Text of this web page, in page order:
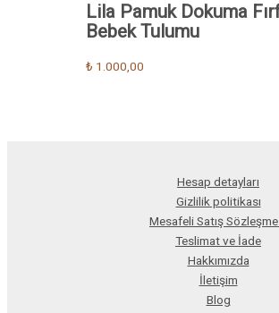
Lila Pamuk Dokuma
Bebek Tulumu
₺ 1.000,00
Hesap detayları
Gizlilik politikası
Mesafeli Satış
Teslimat ve İade
Hakkımızda
İletişim
Blog